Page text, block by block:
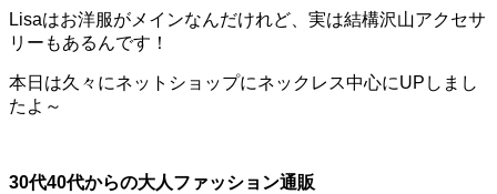
Lisaはお洋服がメインなんだけれど、実は結構沢山アクセサ
リーもあるんです！
本日は久々にネットショップにネックレス中心にUPしまし
たよ～
30代40代からの大人ファッション通販